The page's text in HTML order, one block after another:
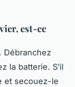
est-ce
Débranchez
la batterie. S’il
et secouez-le